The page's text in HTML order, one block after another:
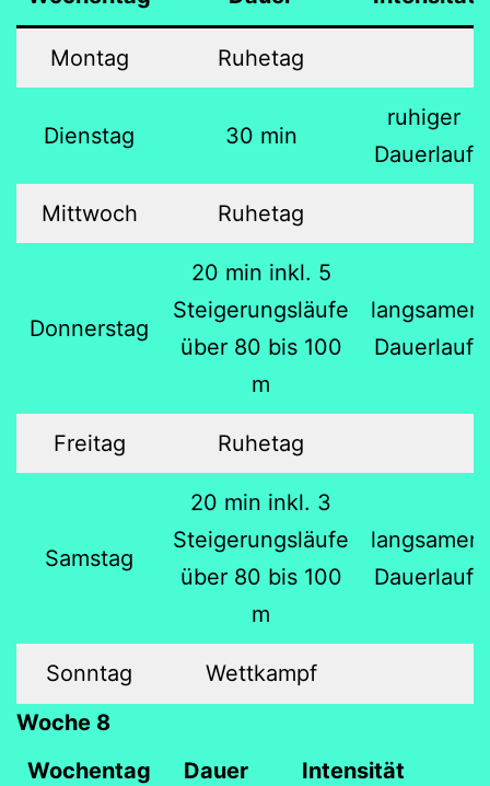
Montag Ruhetag
Dienstag 30 min
ruhiger
Dauerlauf
Mittwoch Ruhetag
Donnerstag
20 min inkl. 5
Steigerungsläufe
über 80 bis 100
m
langsamer
Dauerlauf
Freitag Ruhetag
Samstag
20 min inkl. 3
Steigerungsläufe
über 80 bis 100
m
langsamer
Dauerlauf
Sonntag
Wettkampf
Woche 8
Wochentag
Dauer Intensität